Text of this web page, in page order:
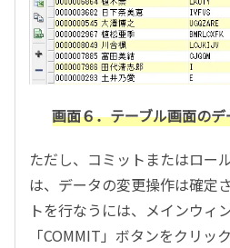
画面６．テーブル画面の
ただし、コミットまたはロー
は、データの変更操作は確定
トを行なうには、メインウィ
「COMMIT」ボタンをクリッ